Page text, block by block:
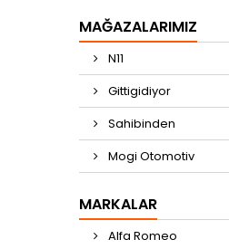
MAĞAZALARIMIZ
N11
Gittigidiyor
Sahibinden
Mogi Otomotiv
MARKALAR
Alfa Romeo